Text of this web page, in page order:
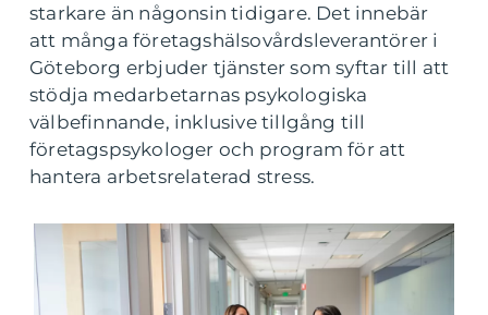
starkare än någonsin tidigare. Det innebär
att många företagshälsovårdsleverantörer i
Göteborg erbjuder tjänster som syftar till att
stödja medarbetarnas psykologiska
välbefinnande, inklusive tillgång till
företagspsykologer och program för att
hantera arbetsrelaterad stress.